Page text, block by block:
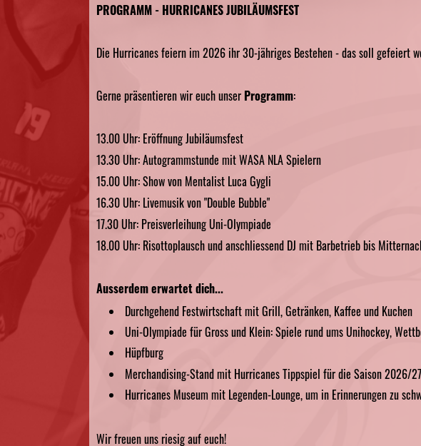
PROGRAMM - HURRICANES JUBILÄUMSFEST
Die Hurricanes feiern im 2026 ihr 30-jähriges Bestehen - das soll gefeiert
Gerne präsentieren wir euch unser Programm:
13.00 Uhr: Eröffnung Jubiläumsfest
13.30 Uhr: Autogrammstunde mit WASA NLA Spielern
15.00 Uhr: Show von Mentalist Luca Gygli
16.30 Uhr: Livemusik von "Double Bubble"
17.30 Uhr: Preisverleihung Uni-Olympiade
18.00 Uhr: Risottoplausch und anschliessend DJ mit Barbetrieb bis
Ausserdem erwartet dich...
Durchgehend Festwirtschaft mit Grill, Getränken, Kaffee und Kuchen
Uni-Olympiade für Gross und Klein: Spiele rund ums Unihockey,
Hüpfburg
Merchandising-Stand mit Hurricanes Tippspiel für die Saison 2026/27
Hurricanes Museum mit Legenden-Lounge, um in Erinnerungen zu
Wir freuen uns riesig auf euch!